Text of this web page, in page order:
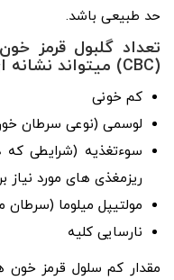
حد طبیعی باشد.
تعداد گلبول قرمز
(CBC) می­تواند نشانه ­ای از:
کم­ خونی
لوسمی (نوعی سرطان
سوءتغذیه (شرایطی که
ریزمغذی ­های مورد نیاز
مولتیپل میلوما (سرطان
نارسایی کلیه
مقدار کم سلول قرمز خون